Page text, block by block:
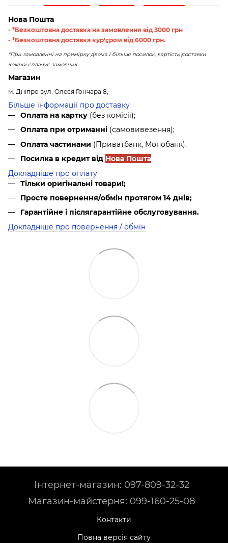
Нова Пошта
- *Безкоштовна доставка на замовлення від 3000 грн
- *Безкоштовна доставка кур'єром від 6000 грн.
*При замовленні на примірку двома і більше посилок, вартість доставки
кожної сплачує замовник.
Магазин
м. Дніпро вул. Олеся Гончара 8;
Більше інформації про доставку
Оплата на картку (без комісії);
Оплата при отриманні (самовивезення);
Оплата частинами (Приватбанк, Монобанк).
Посилка в кредит від Нова Пошта
Докладніше про оплату
Тільки оригінальні товари!;
Просте повернення/обмін протягом 14 днів;
Гарантійне і післягарантійне обслуговування.
Докладніше про повернення / обмін
Інтернет-магазин: 097-809-32-32
Магазин-майстерня: 099-160-25-08
Контакти
Повна версія сайту